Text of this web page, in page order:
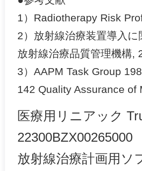
1）Radiotherapy Risk
2）放射線治療装置導入
放射線治療品質管理機構,
3）AAPM Task Group
142 Quality Assurance of
医療用リニアック
22300BZX00265000
放射線治療計画用ソ